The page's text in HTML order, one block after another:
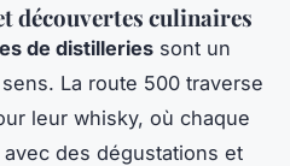
découvertes culinaires
de distilleries sont un
La route 500 traverse
leur whisky, où chaque
des dégustations et